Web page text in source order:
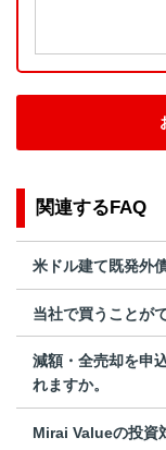
関連するFAQ
米ドル建て既発外
当社で買うことが
減額・全売却を申
れますか。
Mirai Valueの投資